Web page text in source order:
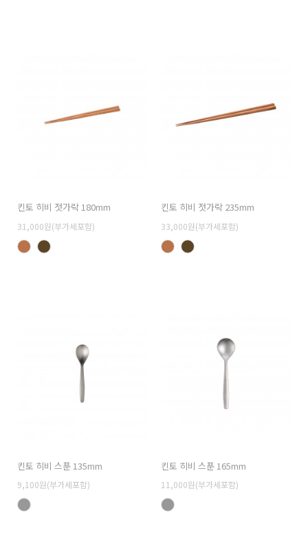
킨토 히비 젓가락 180mm
31,000원(부가세포함)
킨토 히비 젓가락 235mm
33,000원(부가세포함)
킨토 히비 스푼 135mm
9,100원(부가세포함)
킨토 히비 스푼 165mm
11,000원(부가세포함)